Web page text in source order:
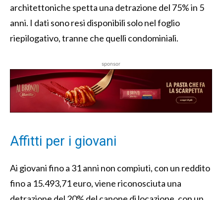
architettoniche spetta una detrazione del 75% in 5
anni. I dati sono resi disponibili solo nel foglio
riepilogativo, tranne che quelli condominiali.
sponsor
Affitti per i giovani
Ai giovani fino a 31 anni non compiuti, con un reddito
fino a 15.493,71 euro, viene riconosciuta una